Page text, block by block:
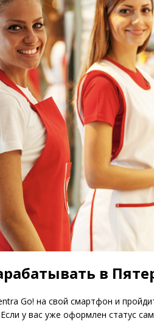
в
Go! на свой смартфон и
у вас уже оформлен статус